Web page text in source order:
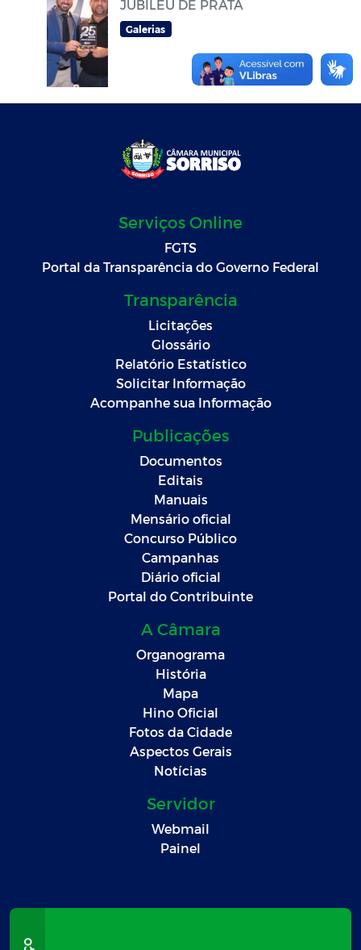
JUBILEU DE PRATA
Galerias
Serviços Online
FGTS
Portal da Transparência do Governo Federal
Transparência
Licitações
Glossário
Relatório Estatístico
Solicitar Informação
Acompanhe sua Informação
Publicações
Documentos
Editais
Manuais
Mensário oficial
Concurso Público
Campanhas
Diário oficial
Portal do Contribuinte
A Câmara
Organograma
História
Mapa
Hino Oficial
Fotos da Cidade
Aspectos Gerais
Notícias
Servidor
Webmail
Painel